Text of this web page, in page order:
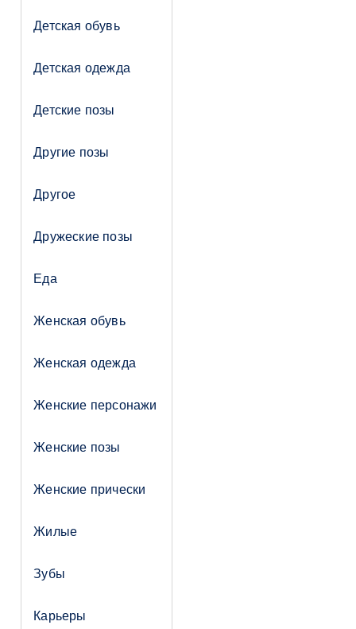
Детская обувь
Детская одежда
Детские позы
Другие позы
Другое
Дружеские позы
Еда
Женская обувь
Женская одежда
Женские персонажи
Женские позы
Женские прически
Жилые
Зубы
Карьеры